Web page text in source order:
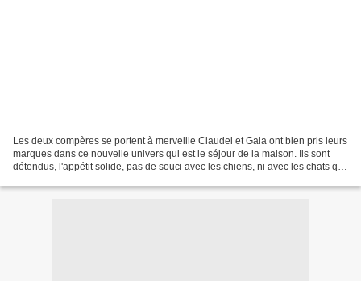
Les deux compères se portent à merveille Claudel et Gala ont bien pris leurs
marques dans ce nouvelle univers qui est le séjour de la maison. Ils sont
détendus, l'appétit solide, pas de souci avec les chiens, ni avec les chats qui